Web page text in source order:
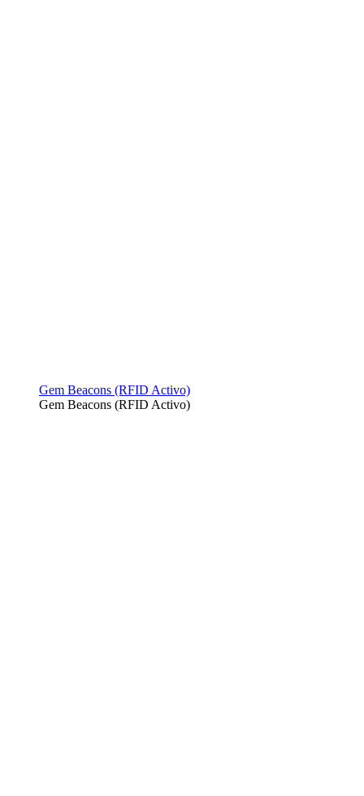
Gem Beacons (RFID Activo)
Gem Beacons (RFID Activo)